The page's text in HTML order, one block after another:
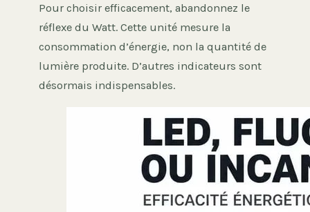
Pour choisir efficacement, abandonnez le
réflexe du Watt. Cette unité mesure la
consommation d’énergie, non la quantité de
lumière produite. D’autres indicateurs sont
désormais indispensables.